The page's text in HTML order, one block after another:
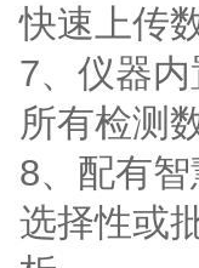
快速上传
7、仪器
所有检测
8、配有
选择性或